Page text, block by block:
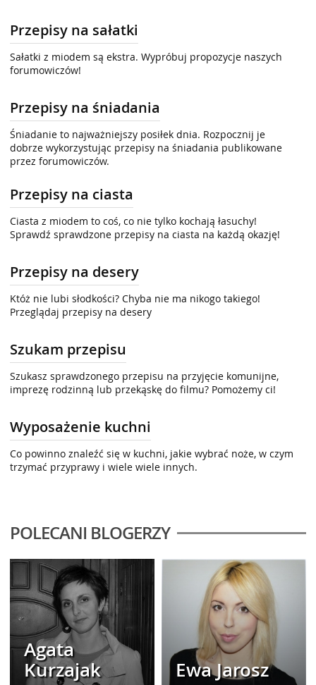
Przepisy na sałatki
Sałatki z miodem są ekstra. Wypróbuj propozycje naszych
forumowiczów!
Przepisy na śniadania
Śniadanie to najważniejszy posiłek dnia. Rozpocznij je
dobrze wykorzystując przepisy na śniadania publikowane
przez forumowiczów.
Przepisy na ciasta
Ciasta z miodem to coś, co nie tylko kochają łasuchy!
Sprawdź sprawdzone przepisy na ciasta na każdą okazję!
Przepisy na desery
Któż nie lubi słodkości? Chyba nie ma nikogo takiego!
Przeglądaj przepisy na desery
Szukam przepisu
Szukasz sprawdzonego przepisu na przyjęcie komunijne,
imprezę rodzinną lub przekąskę do filmu? Pomożemy ci!
Wyposażenie kuchni
Co powinno znaleźć się w kuchni, jakie wybrać noże, w czym
trzymać przyprawy i wiele wiele innych.
POLECANI BLOGERZY
Agata
Kurzajak
Ewa Jarosz